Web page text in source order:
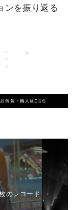
ンを振り返る
・
・
・
＞
のレコード